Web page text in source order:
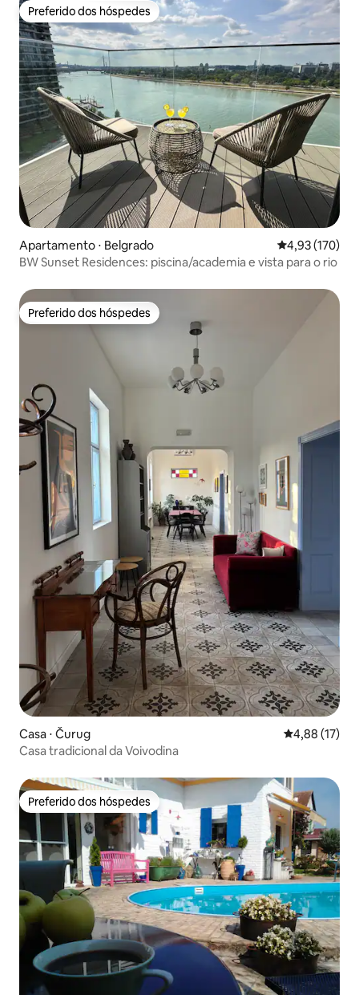
Preferido dos hóspedes
Preferido dos hóspedes
Apartamento ⋅ Belgrado 4,93 de uma
4,93 (170)
BW Sunset Residences: piscina/academia e vista para o rio
Preferido dos hóspedes
Preferido dos hóspedes
Casa ⋅ Čurug 4,88 de uma
4,88 (17)
Casa tradicional da Voivodina
Preferido dos hóspedes
Preferido dos hóspedes